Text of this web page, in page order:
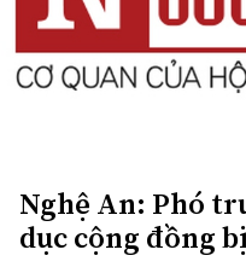
Nghệ An: Phó
dục cộng đồng